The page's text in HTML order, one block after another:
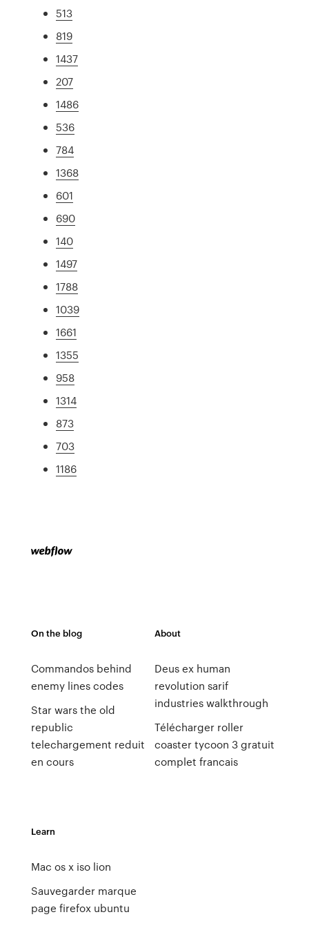
513
819
1437
207
1486
536
784
1368
601
690
140
1497
1788
1039
1661
1355
958
1314
873
703
1186
On the blog
Commandos behind
enemy lines codes
Star wars the old
republic
telechargement reduit
en cours
About
Deus ex human
revolution sarif
industries walkthrough
Télécharger roller
coaster tycoon 3 gratuit
complet francais
Learn
Mac os x iso lion
Sauvegarder marque
page firefox ubuntu